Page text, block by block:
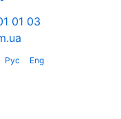
01 03
Рус Eng